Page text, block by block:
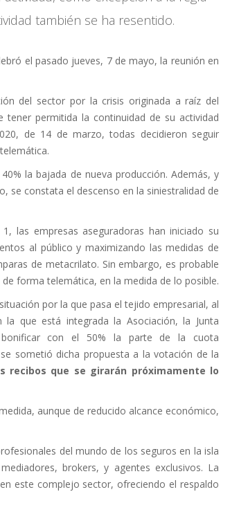
también se ha resentido.
el pasado jueves, 7 de mayo, la reunión en
del sector por la crisis originada a raíz del
tener permitida la continuidad de su actividad
de 14 de marzo, todas decidieron seguir
la bajada de nueva producción. Además, y
se constata el descenso en la siniestralidad de
las empresas aseguradoras han iniciado su
al público y maximizando las medidas de
de metacrilato. Sin embargo, es probable
forma telemática, en la medida de lo posible.
por la que pasa el tejido empresarial, al
que está integrada la Asociación, la Junta
bonificar con el 50% la parte de la cuota
sometió dicha propuesta a la votación de la
recibos que se girarán próximamente lo
aunque de reducido alcance económico,
del mundo de los seguros en la isla
brokers, y agentes exclusivos. La
este complejo sector, ofreciendo el respaldo